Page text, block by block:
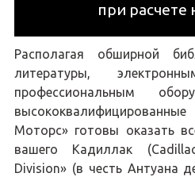
при расчете
Располагая обширной
литературы,
профессиональным
Моторс» готовы оказать
вашего Кадиллак
Division» (в честь Антуана